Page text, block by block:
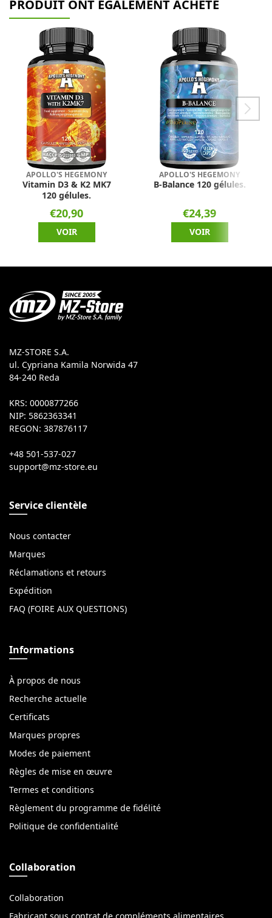
PRODUIT ONT ÉGALEMENT ACHETÉ
APOLLO'S HEGEMONY
Vitamin D3 & K2 MK7
120 gélules.
€20,90
VOIR
APOLLO'S HEGEMONY
B-Balance 120 gélules.
€24,39
VOIR
MZ-STORE S.A.
ul. Cypriana Kamila Norwida 47
84-240 Reda
KRS: 0000877266
NIP: 5862363341
REGON: 387876117
+48 501-537-027
Service clientèle
Nous contacter
Marques
Réclamations et retours
Expédition
FAQ (FOIRE AUX QUESTIONS)
Informations
À propos de nous
Recherche actuelle
Certificats
Marques propres
Modes de paiement
Règles de mise en œuvre
Termes et conditions
Règlement du programme de fidélité
Politique de confidentialité
Collaboration
Collaboration
Fabricant sous contrat de compléments alimentaires